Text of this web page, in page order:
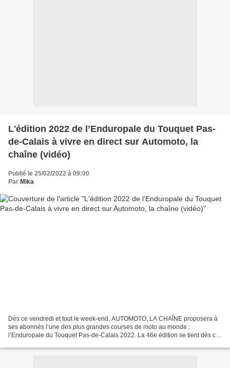
L'édition 2022 de l’Enduropale du Touquet Pas-
de-Calais à vivre en direct sur Automoto, la
chaîne (vidéo)
Publié le 25/02/2022 à 09:00
Par Mika
Dès ce vendredi et tout le week-end, AUTOMOTO, LA CHAÎNE proposera à
ses abonnés l’une des plus grandes courses de moto au monde :
l’Enduropale du Touquet Pas-de-Calais 2022. La 46e édition se tient dès ce